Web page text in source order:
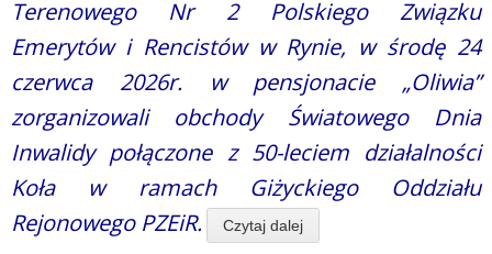
Terenowego Nr 2 Polskiego Związku
Emerytów i Rencistów w Rynie, w środę 24
czerwca 2026r. w pensjonacie „Oliwia”
zorganizowali obchody Światowego Dnia
Inwalidy połączone z 50-leciem działalności
Koła w ramach Giżyckiego Oddziału
Rejonowego PZEiR.
Czytaj dalej